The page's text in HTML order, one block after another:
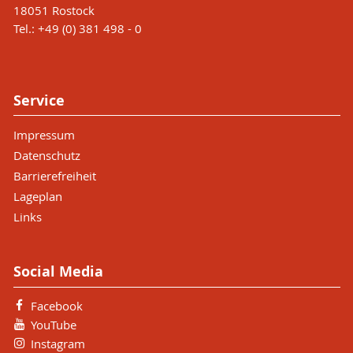
als Pfarrer, 2009-2012 Mitarbeiter im DFG-
Projekt »Sigmund von Birken« (Barocklyrik und
Legendi.
2015, 521-542; Die Hand des Unsichtbaren.
Perikopenlyrik und kasuelle Individuallyrik im
Metapher und Kreuz. Studien zu Luthers
Christusbild, 2005; Als ob ich stürbe. Fragmente
einer negativen Hermeneutik des Todes, 2015
(Habil.masch.).
18051 Rostock
Tel.: +49 (0) 381 498 - 0
Service
Impressum
Datenschutz
Barrierefreiheit
Lageplan
Links
Social Media
Facebook
YouTube
Instagram